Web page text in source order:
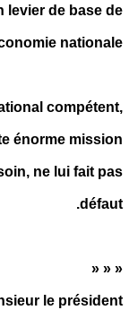
levier de base de
nationale.
compétent,
énorme mission
ne lui fait pas
défaut.
« « «
le président